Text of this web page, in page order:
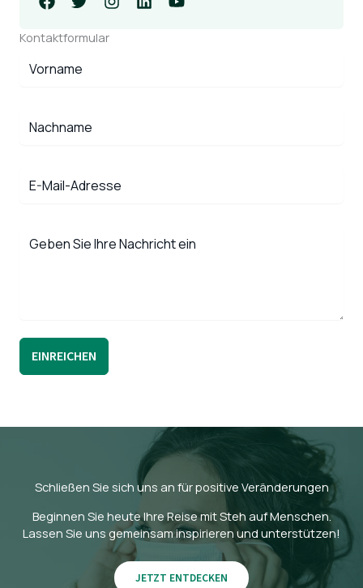
Kontaktformular
EINREICHEN
Schließen Sie sich uns an für positive Veränderungen
Beginnen Sie heute Ihre Reise mit Steh auf Menschen.
Lassen Sie uns gemeinsam inspirieren und unterstützen!
JETZT ENTDECKEN